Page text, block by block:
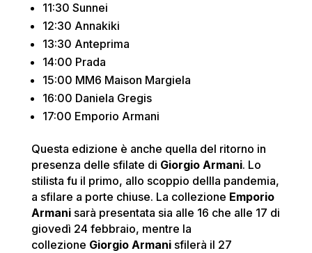
11:30 Sunnei
12:30 Annakiki
13:30 Anteprima
14:00 Prada
15:00 MM6 Maison Margiela
16:00 Daniela Gregis
17:00 Emporio Armani
Questa edizione è anche quella del ritorno in
presenza delle sfilate di Giorgio Armani. Lo
stilista fu il primo, allo scoppio dellla pandemia,
a sfilare a porte chiuse. La collezione Emporio
Armanisarà presentata sia alle 16 che alle 17 di
giovedì 24 febbraio, mentre la
collezione Giorgio Armanisfilerà il 27